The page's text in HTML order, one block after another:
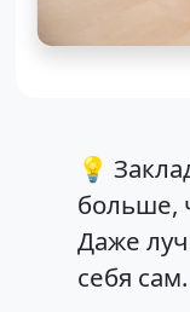
💡
больше,
Даже
себя сам.